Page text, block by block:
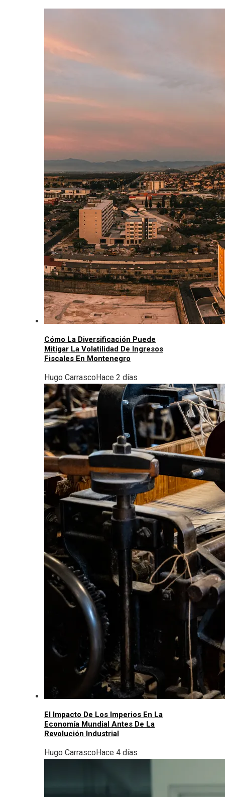
Cómo La Diversificación Puede
Mitigar La Volatilidad De Ingresos
Fiscales En Montenegro
Hugo CarrascoHace 2 días
El Impacto De Los Imperios En La
Economía Mundial Antes De La
Revolución Industrial
Hugo CarrascoHace 4 días